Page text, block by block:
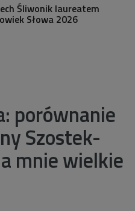
Śliwonik laureatem
Słowa 2026
porównanie
Szostek-
mnie wielkie